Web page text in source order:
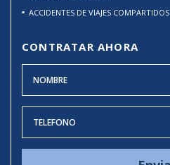
ACCIDENTES DE VIAJES COMPARTIDOS
CONTRATAR AHORA